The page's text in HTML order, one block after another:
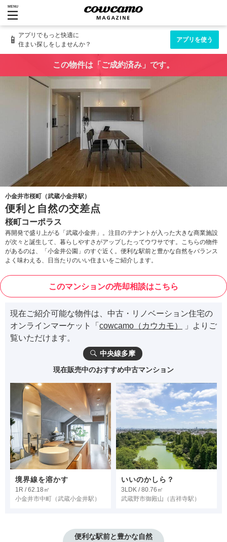
MENU
📱 アプリでもっと快適に
住まい探しをしませんか？
アプリを使う
この物件は「ご成約済み」です。
小金井市桜町（武蔵小金井駅）
便利と自然の交差点
桜町コーポラス
再開発で盛り上がる「武蔵小金井」。注目のテナントが入った大きな商業施設
が次々と誕生して、暮らしやすさがアップしたってウワサです。こちらの物件
があるのは、「小金井公園」のすぐ近く。便利な駅前と豊かな自然をバランス
よく味わえる、日当たりのいい住まいをご紹介します。
このマンションの売却相談はこちら
現在ご紹介可能な物件は、中古・リノベーション住宅の
オンラインマーケット「 cowcamo（カウカモ）
」よりご
覧いただけます。
中央線多摩
現在販売中のおすすめ中古マンション
境界線を溶かす
1R / 62.18㎡
小金井市中町 （武蔵小金井駅）
いいのかしら？
3LDK / 80.76㎡
武蔵野市御殿山 （吉祥寺駅）
便利な駅前と豊かな自然